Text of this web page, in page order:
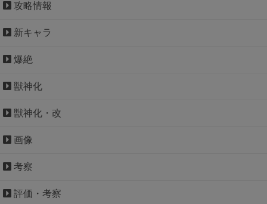
攻略情報
新キャラ
爆絶
獣神化
獣神化・改
画像
考察
評価・考察